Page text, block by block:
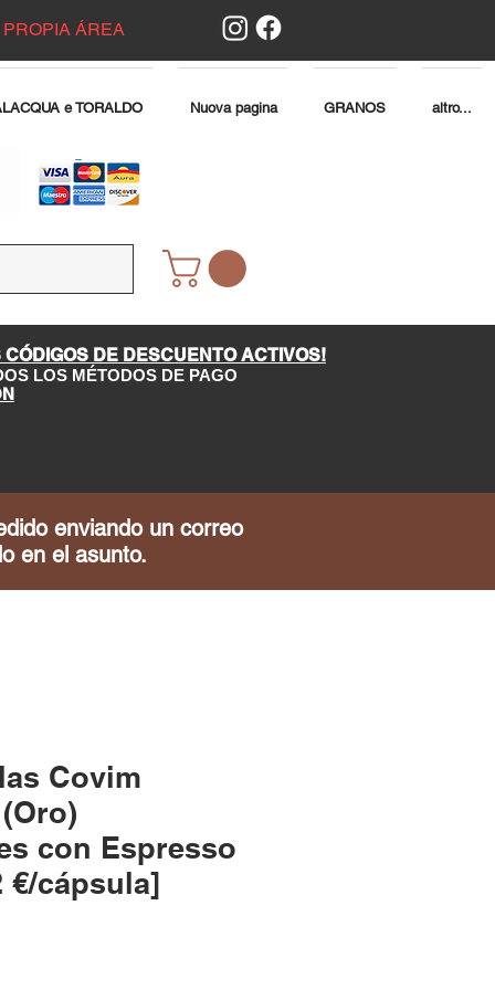
ÁREA
e TORALDO Nuova pagina GRANOS altro...
DE DESCUENTO ACTIVOS!
LOS MÉTODOS DE PAGO
enviando un correo
en el asunto.
Covim
con Espresso
€/cápsula]